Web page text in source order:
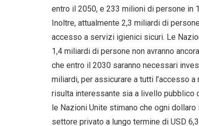
entro il 2050, e 233 milioni di persone in
Inoltre, attualmente 2,3 miliardi di
accesso a servizi igienici sicuri. Le
1,4 miliardi di persone non avranno
che entro il 2030 saranno necessari
miliardi, per assicurare a tutti l’accesso
risulta interessante sia a livello pubblico
le Nazioni Unite stimano che ogni
settore privato a lungo termine di USD